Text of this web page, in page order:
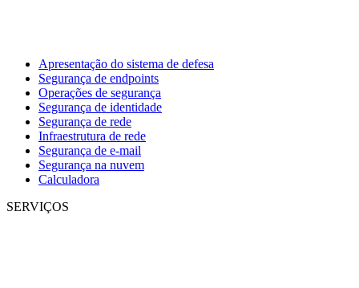
Apresentação do sistema de defesa
Segurança de endpoints
Operações de segurança
Segurança de identidade
Segurança de rede
Infraestrutura de rede
Segurança de e-mail
Segurança na nuvem
Calculadora
SERVIÇOS